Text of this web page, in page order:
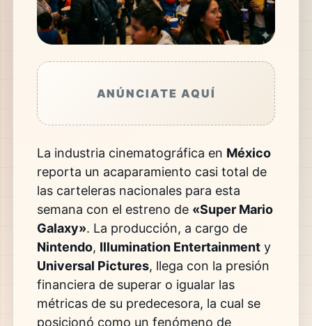
ANÚNCIATE AQUÍ
La industria cinematográfica en México
reporta un acaparamiento casi total de
las carteleras nacionales para esta
semana con el estreno de «Super Mario
Galaxy». La producción, a cargo de
Nintendo, Illumination Entertainmenty
Universal Pictures, llega con la presión
financiera de superar o igualar las
métricas de su predecesora, la cual se
posicionó como un fenómeno de